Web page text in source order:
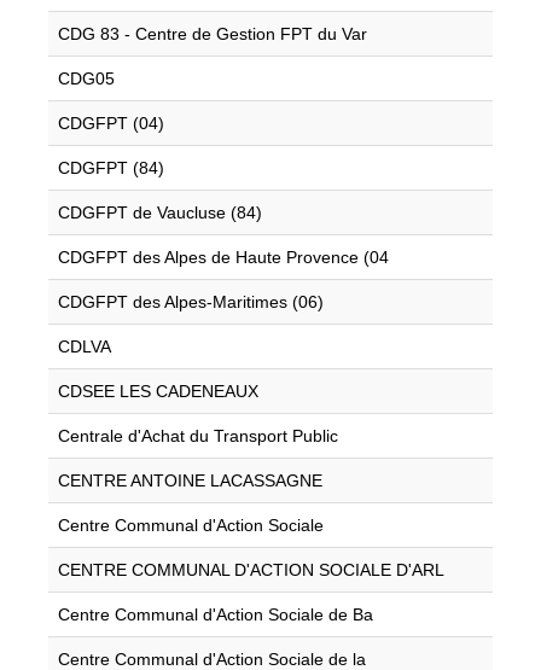
CDG 83 - Centre de Gestion FPT du Var
CDG05
CDGFPT (04)
CDGFPT (84)
CDGFPT de Vaucluse (84)
CDGFPT des Alpes de Haute Provence (04
CDGFPT des Alpes-Maritimes (06)
CDLVA
CDSEE LES CADENEAUX
Centrale d'Achat du Transport Public
CENTRE ANTOINE LACASSAGNE
Centre Communal d'Action Sociale
CENTRE COMMUNAL D'ACTION SOCIALE D'ARL
Centre Communal d'Action Sociale de Ba
Centre Communal d'Action Sociale de la